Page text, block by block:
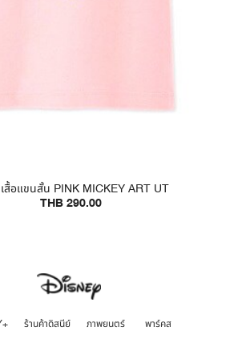
สื้อแขนสั้น PINK MICKEY ART UT
THB 290.00
ร้านค้าดิสนีย์ ภาพยนตร์ พาร์คส